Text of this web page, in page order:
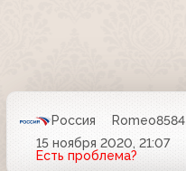
Россия Romeo8584
15 ноября 2020, 21:07
Есть проблема?